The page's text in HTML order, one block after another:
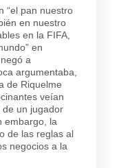
“el pan nuestro
en nuestro
en la FIFA,
en
a
argumentaba,
de Riquelme
veían
de un jugador
embargo, la
de las reglas al
negocios a la